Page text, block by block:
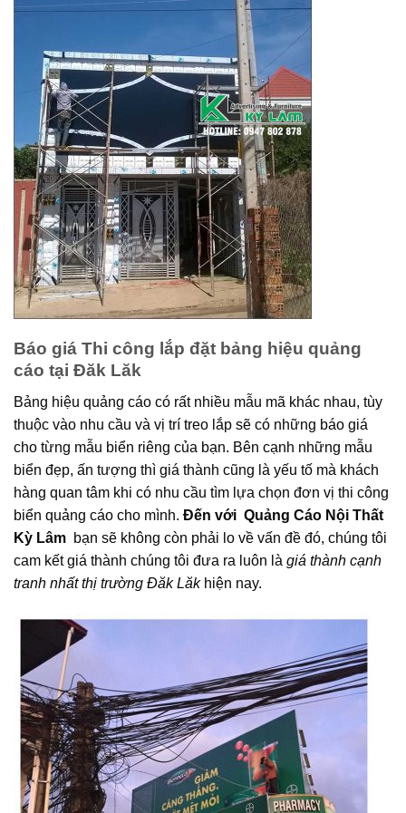
Báo giá Thi công lắp đặt bảng hiệu quảng
cáo tại Đăk Lăk
Bảng hiệu quảng cáo có rất nhiều mẫu mã khác nhau, tùy
thuộc vào nhu cầu và vị trí treo lắp sẽ có những báo giá
cho từng mẫu biển riêng của bạn. Bên cạnh những mẫu
biển đẹp, ấn tượng thì giá thành cũng là yếu tố mà khách
hàng quan tâm khi có nhu cầu tìm lựa chọn đơn vị thi công
biển quảng cáo cho mình. Đến với Quảng Cáo Nội Thất
Kỳ Lâm bạn sẽ không còn phải lo về vấn đề đó, chúng tôi
cam kết giá thành chúng tôi đưa ra luôn là giá thành cạnh
tranh nhấtthị trường Đăk Lăkhiện nay.